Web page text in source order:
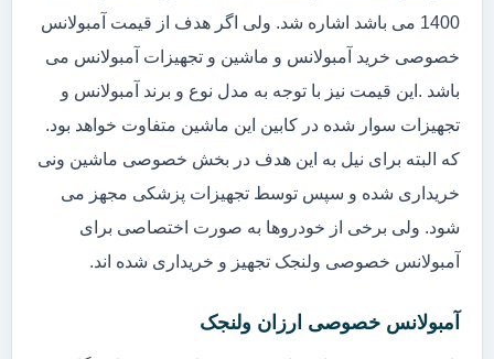
1400 می باشد اشاره شد. ولی اگر هدف از قیمت آمبولانس
خصوصی خرید آمبولانس و ماشین و تجهیزات آمبولانس می
باشد .این قیمت نیز با توجه به مدل نوع و برند آمبولانس و
تجهیزات سوار شده در کابین این ماشین متفاوت خواهد بود.
که البته برای نیل به این هدف در بخش خصوصی ماشین ونی
خریداری شده و سپس توسط تجهیزات پزشکی مجهز می
شود. ولی برخی از خودروها به صورت اختصاصی برای
آمبولانس خصوصی ولنجک تجهیز و خریداری شده اند.
آمبولانس خصوصی ارزان ولنجک